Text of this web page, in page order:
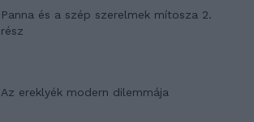
Panna és a szép szerelmek mítosza 2.
rész
Az ereklyék modern dilemmája